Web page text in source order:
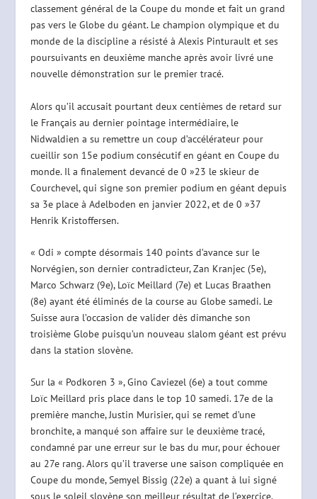
classement général de la Coupe du monde et fait un grand
pas vers le Globe du géant. Le champion olympique et du
monde de la discipline a résisté à Alexis Pinturault et ses
poursuivants en deuxième manche après avoir livré une
nouvelle démonstration sur le premier tracé.
Alors qu’il accusait pourtant deux centièmes de retard sur
le Français au dernier pointage intermédiaire, le
Nidwaldien a su remettre un coup d’accélérateur pour
cueillir son 15e podium consécutif en géant en Coupe du
monde. Il a finalement devancé de 0 »23 le skieur de
Courchevel, qui signe son premier podium en géant depuis
sa 3e place à Adelboden en janvier 2022, et de 0 »37
Henrik Kristoffersen.
« Odi » compte désormais 140 points d’avance sur le
Norvégien, son dernier contradicteur, Zan Kranjec (5e),
Marco Schwarz (9e), Loïc Meillard (7e) et Lucas Braathen
(8e) ayant été éliminés de la course au Globe samedi. Le
Suisse aura l’occasion de valider dès dimanche son
troisième Globe puisqu’un nouveau slalom géant est prévu
dans la station slovène.
Sur la « Podkoren 3 », Gino Caviezel (6e) a tout comme
Loïc Meillard pris place dans le top 10 samedi. 17e de la
première manche, Justin Murisier, qui se remet d’une
bronchite, a manqué son affaire sur le deuxième tracé,
condamné par une erreur sur le bas du mur, pour échouer
au 27e rang. Alors qu’il traverse une saison compliquée en
Coupe du monde, Semyel Bissig (22e) a quant à lui signé